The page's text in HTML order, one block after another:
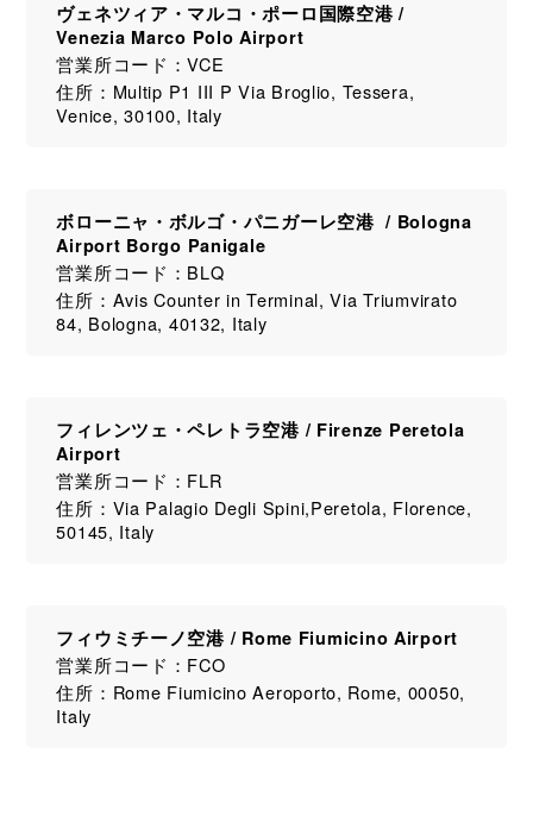
ヴェネツィア・マルコ・ポーロ国際空港 /
Venezia Marco Polo Airport
営業所コード：VCE
住所：Multip P1 III P Via Broglio, Tessera,
Venice, 30100, Italy
ボローニャ・ボルゴ・パニガーレ空港 / Bologna
Airport Borgo Panigale
営業所コード：BLQ
住所：Avis Counter in Terminal, Via Triumvirato
84, Bologna, 40132, Italy
フィレンツェ・ペレトラ空港 / Firenze Peretola
Airport
営業所コード：FLR
住所：Via Palagio Degli Spini,Peretola, Florence,
50145, Italy
フィウミチーノ空港 / Rome Fiumicino Airport
営業所コード：FCO
住所：Rome Fiumicino Aeroporto, Rome, 00050,
Italy